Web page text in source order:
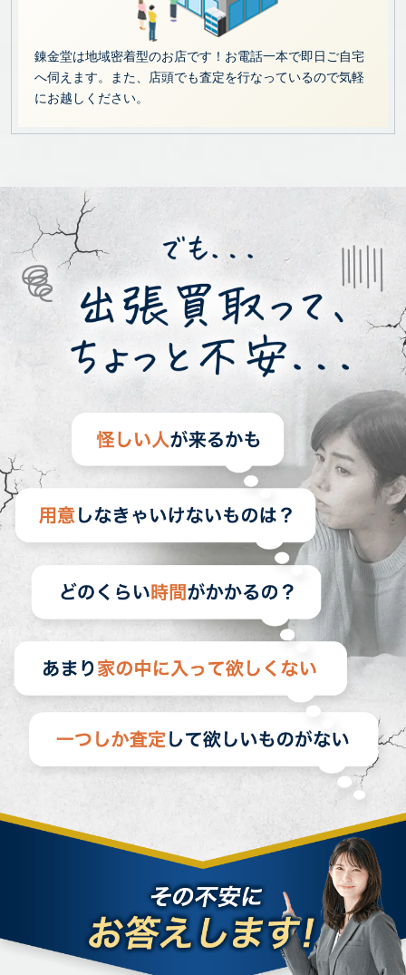
錬金堂は地域密着型のお店です！お電話一本で即日ご自宅
へ伺えます。また、店頭でも査定を行なっているので気軽
にお越しください。